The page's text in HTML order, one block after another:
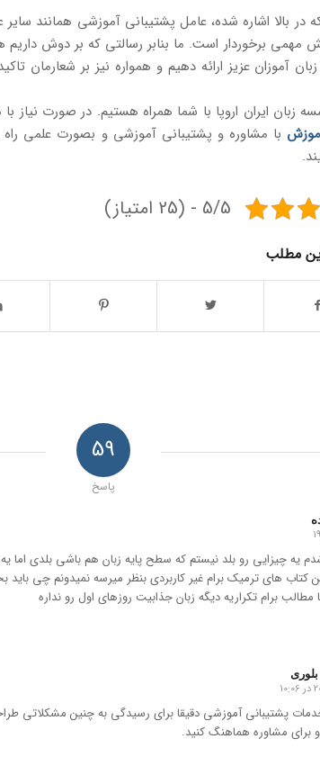
در بالا اشاره شده، عامل پشتیبانی آموزشی همانند سایر
مهمی برخوردار است. ما بنابر رسالتی که بر دوش
آموزان عزیز ارائه دهیم و همواره نیز بر شعارمان
زبان ایران اروپا با شما همراه هستیم. در صورت نیاز
با مشاوره و پشتیبانی آموزشی و بصورت علمی
5/5 - (25 امتیاز)
مطلب
59
پاسخ
یه چیزایی رو بلد نیستم که سطح پایه زبان هم باشی بلدی اما
کتاب های ترمیک برام غیر کاربردی بنظر میرسه نمیدونم چی
برام تکراریه دیگه زبان جذابیت روزهای اول رو نداره
پشتیبانی آموزشی دقیقا برای رسیدگی به چنین مشکلاتی
برای مشاوره هماهنگ کنید.